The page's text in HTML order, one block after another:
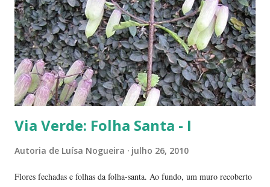
angiqueiro. Alguma sementinha viajou junto. Pensamos mudá-lo para
outro lugar. Mas ele foi ficando. Quanto mais crescia, mais difícil seria
deslocá-lo. Hoje ele continua lá, coladinho ao pé de jabuticaba,
fazendo sombra para ...
Via Verde: Folha Santa - I
Autoria de Luísa Nogueira julho 26, 2010
Flores fechadas e folhas da folha-santa. Ao fundo, um muro recoberto